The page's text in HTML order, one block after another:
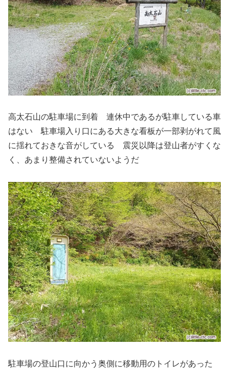
高太石山の駐車場に到着 連休中であるが駐車している車
はない 駐車場入り口にある大きな看板が一部剥がれて風
に揺れておきな音がしている 震災以降は登山者がすくな
く、あまり整備されていないようだ
駐車場の登山口に向かう奥側に移動用のトイレがあった